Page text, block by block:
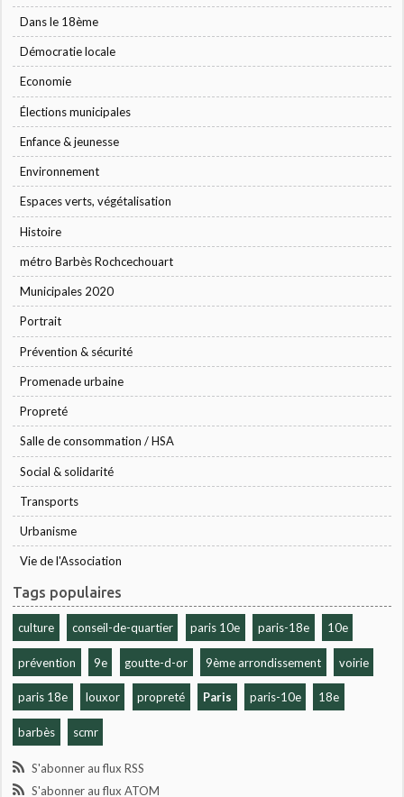
Dans le 18ème
Démocratie locale
Economie
Élections municipales
Enfance & jeunesse
Environnement
Espaces verts, végétalisation
Histoire
métro Barbès Rochcechouart
Municipales 2020
Portrait
Prévention & sécurité
Promenade urbaine
Propreté
Salle de consommation / HSA
Social & solidarité
Transports
Urbanisme
Vie de l'Association
Tags populaires
culture conseil-de-quartier paris 10e paris-18e 10e
prévention 9e goutte-d-or 9ème arrondissement voirie
paris 18e louxor propreté Paris paris-10e 18e
barbès scmr
S'abonner au flux RSS
S'abonner au flux ATOM